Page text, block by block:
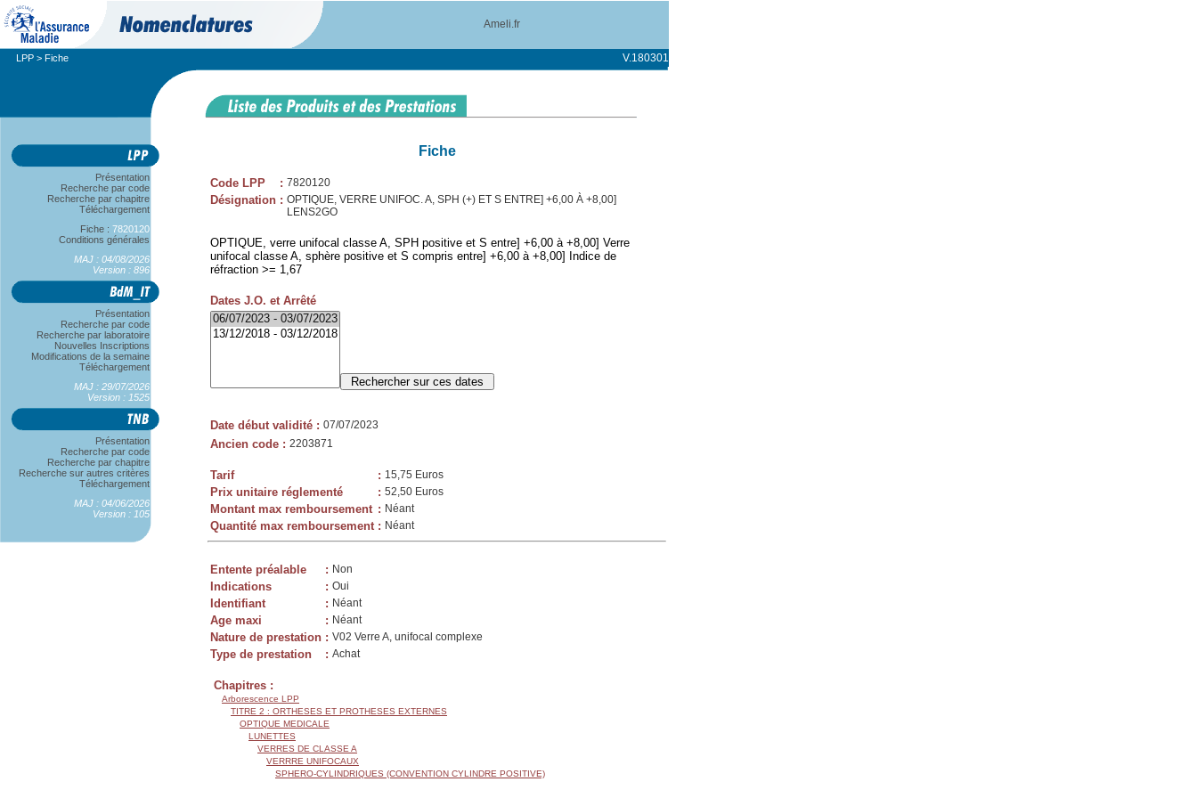
Ameli.fr
LPP > Fiche V.180301
Présentation
Recherche par code
Recherche par chapitre
Téléchargement
Fiche : 7820120
Conditions générales
MAJ : 04/08/2026
Version : 896
Présentation
Recherche par code
Recherche par laboratoire
Nouvelles Inscriptions
Modifications de la semaine
Téléchargement
MAJ : 29/07/2026
Version : 1525
Présentation
Recherche par code
Recherche par chapitre
Recherche sur autres critères
Téléchargement
MAJ : 04/06/2026
Version : 105
Fiche
Code LPP : 7820120
Désignation : OPTIQUE, VERRE UNIFOC. A, SPH (+) ET S ENTRE] +6,00 À +8,00]
LENS2GO
OPTIQUE, verre unifocal classe A, SPH positive et S entre] +6,00 à +8,00] Verre
unifocal classe A, sphère positive et S compris entre] +6,00 à +8,00] Indice de
réfraction >= 1,67
Dates J.O. et Arrêté
Date début validité : 07/07/2023
Ancien code : 2203871
Tarif : 15,75 Euros
Prix unitaire réglementé : 52,50 Euros
Montant max remboursement : Néant
Quantité max remboursement : Néant
Entente préalable : Non
Indications : Oui
Identifiant : Néant
Age maxi : Néant
Nature de prestation : V02 Verre A, unifocal complexe
Type de prestation : Achat
Chapitres :
Arborescence LPP
TITRE 2 : ORTHESES ET PROTHESES EXTERNES
OPTIQUE MEDICALE
LUNETTES
VERRES DE CLASSE A
VERRRE UNIFOCAUX
SPHERO-CYLINDRIQUES (CONVENTION CYLINDRE POSITIVE)